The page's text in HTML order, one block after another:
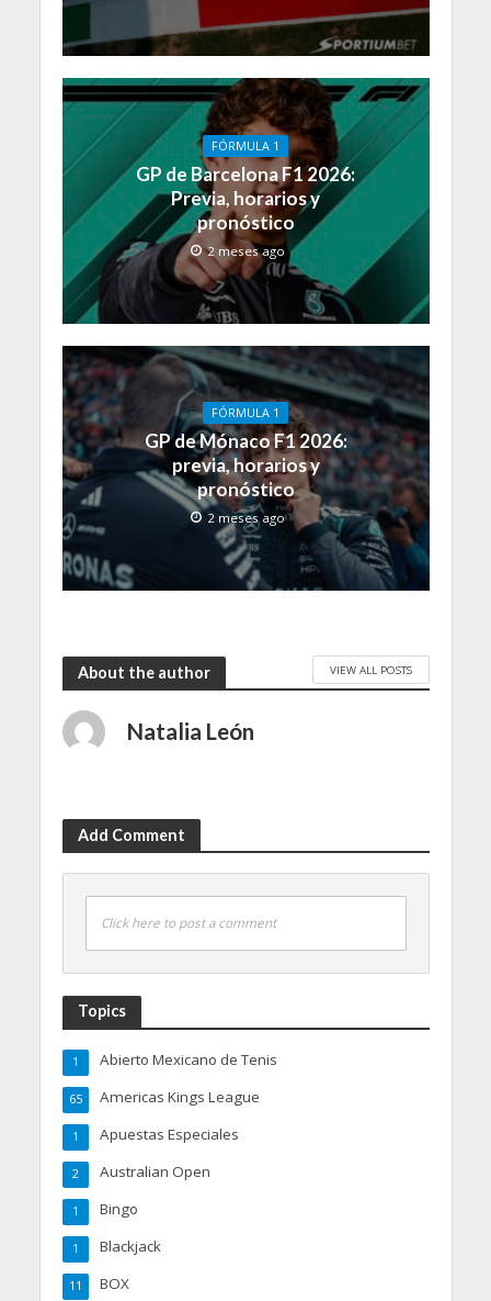
FÓRMULA 1
GP de Barcelona F1 2026:
Previa, horarios y
pronóstico
2 meses ago
FÓRMULA 1
GP de Mónaco F1 2026:
previa, horarios y
pronóstico
2 meses ago
About the author VIEW ALL POSTS
Natalia León
Add Comment
Click here to post a comment
Topics
Abierto Mexicano de Tenis
1
Americas Kings League
65
Apuestas Especiales
1
Australian Open
2
Bingo
1
Blackjack
1
BOX
11